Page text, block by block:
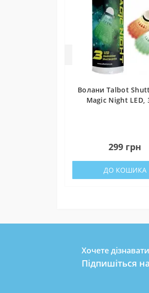
Волани Talbot
Magic Night LED,
299 грн
ДО КОШИКА
Хочете
Підпишіться